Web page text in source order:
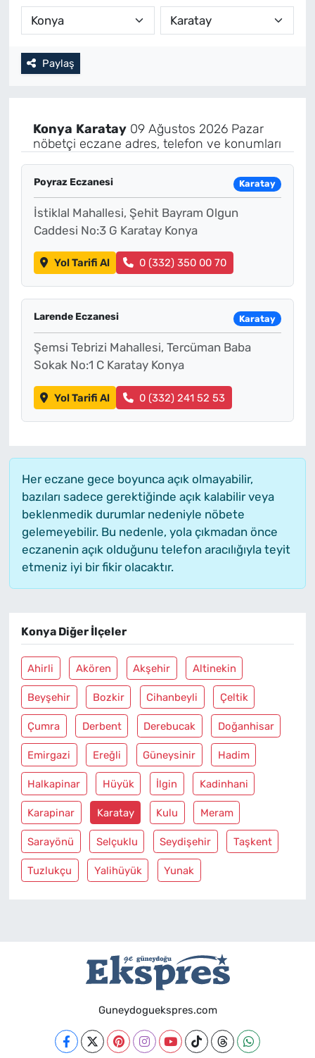
Paylaş
Konya Karatay09 Ağustos 2026 Pazar
nöbetçi eczane adres, telefon ve konumları
Poyraz Eczanesi Karatay
İstiklal Mahallesi, Şehit Bayram Olgun
Caddesi No:3 G Karatay Konya
Yol Tarifi Al 0 (332) 350 00 70
Larende Eczanesi Karatay
Şemsi Tebrizi Mahallesi, Tercüman Baba
Sokak No:1 C Karatay Konya
Yol Tarifi Al 0 (332) 241 52 53
Her eczane gece boyunca açık olmayabilir,
bazıları sadece gerektiğinde açık kalabilir veya
beklenmedik durumlar nedeniyle nöbete
gelemeyebilir. Bu nedenle, yola çıkmadan önce
eczanenin açık olduğunu telefon aracılığıyla teyit
etmeniz iyi bir fikir olacaktır.
Konya Diğer İlçeler
Ahirli Akören Akşehir Altinekin
Beyşehir Bozkir Cihanbeyli Çeltik
Çumra Derbent Derebucak Doğanhisar
Emirgazi Ereğli Güneysinir Hadim
Halkapinar Hüyük İlgin Kadinhani
Karapinar Karatay Kulu Meram
Sarayönü Selçuklu Seydişehir Taşkent
Tuzlukçu Yalihüyük Yunak
Guneydoguekspres.com